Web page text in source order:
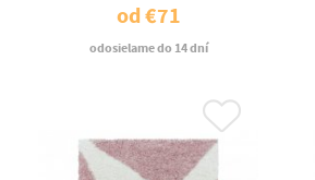
od€71
odosielame do 14 dní